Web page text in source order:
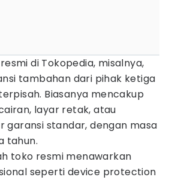
di Tokopedia, misalnya,
tambahan dari pihak ketiga
Biasanya mencakup
layar retak, atau
garansi standar, dengan masa
tahun.
toko resmi menawarkan
seperti device protection